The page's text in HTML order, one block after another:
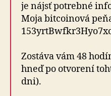
je nájsť potrebné
Moja bitcoinová
Zostáva vám 48
hneď po otvorení
dni).